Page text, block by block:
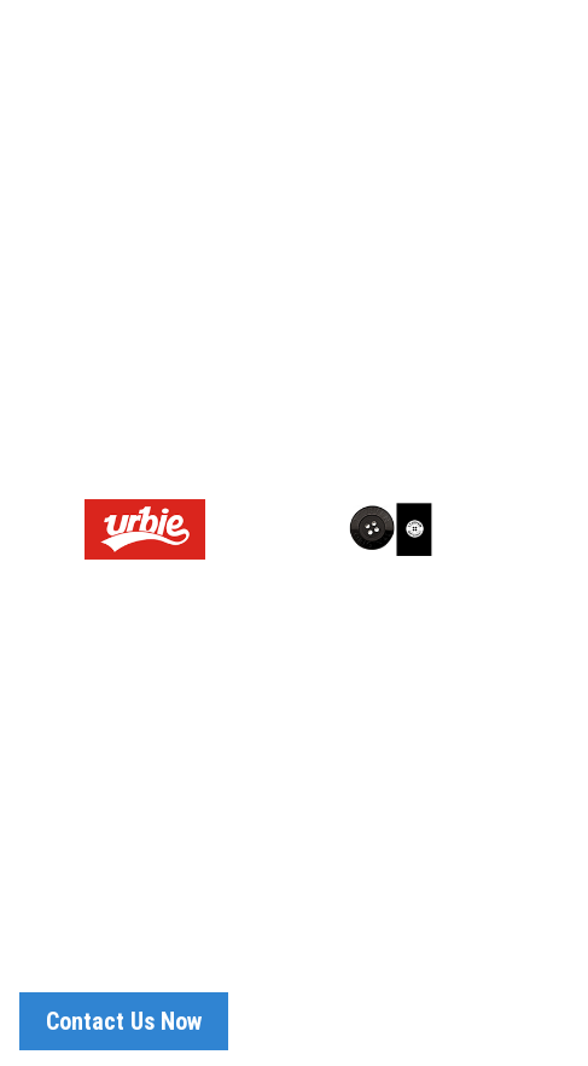
Contact Us Now